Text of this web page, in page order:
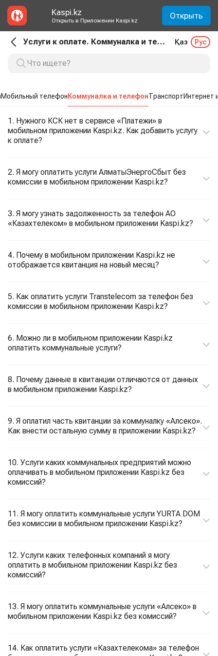
Kaspi.kz
Открыть в Приложении Kaspi.kz Открыть
Услуги к оплате. Коммуналка и телефон Қаз Рус
Мобильный телефонКоммуналка и телефонТранспортИнтернет
1. Нужного КСК нет в сервисе «Платежи» в
мобильном приложении Kaspi.kz. Как добавить услугу
к оплате?
2. Я могу оплатить услуги АлматыЭнергоСбыт без
комиссии в мобильном приложении Kaspi.kz?
3. Я могу узнать задолженность за телефон АО
«Казахтелеком» в мобильном приложении Kaspi.kz?
4. Почему в мобильном приложении Kaspi.kz не
отображается квитанция на новый месяц?
5. Как оплатить услуги Transtelecom за телефон без
комиссии в мобильном приложении Kaspi.kz?
6. Можно ли в мобильном приложении Kaspi.kz
оплатить коммунальные услуги?
8. Почему данные в квитанции отличаются от данных
в мобильном приложении Kaspi.kz?
9. Я оплатил часть квитанции за коммуналку «Алсеко».
Как внести остальную сумму в приложении Kaspi.kz?
10. Услуги каких коммунальных предприятий можно
оплачивать в мобильном приложении Kaspi.kz без
комиссий?
11. Я могу оплатить коммунальные услуги YURTA DOM
без комиссии в мобильном приложении Kaspi.kz?
12. Услуги каких телефонных компаний я могу
оплатить в мобильном приложении Kaspi.kz без
комиссий?
13. Я могу оплатить коммунальные услуги «Алсеко» в
мобильном приложении Kaspi.kz без комиссий?
14. Как оплатить услуги «Казахтелекома» за телефон